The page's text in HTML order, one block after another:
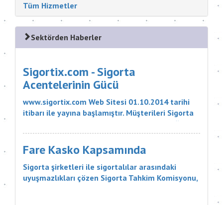
Tüm Hizmetler
Sektörden Haberler
Sigortix.com - Sigorta
Acentelerinin Gücü
www.sigortix.com Web Sitesi 01.10.2014 tarihi
itibarı ile yayına başlamıştır. Müşterileri Sigorta
Acentelerini neden tercih etmeleri gerektiği
konusunda bilgilendiren ve Sitedeki Üye Sigorta
Acentelerine müşteri yö...
Fare Kasko Kapsamında
Sigorta şirketleri ile sigortalılar arasındaki
uyuşmazlıkları çözen Sigorta Tahkim Komisyonu,